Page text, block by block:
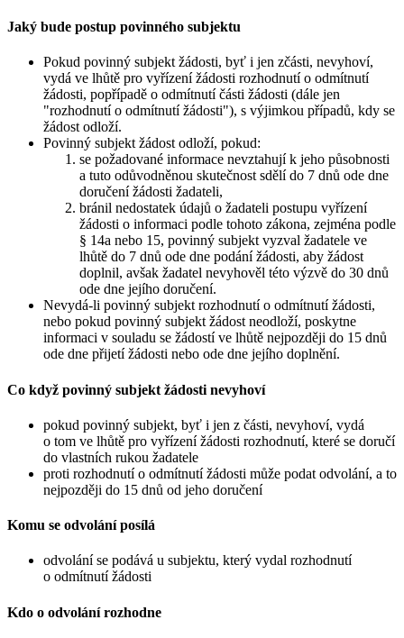
Jaký bude postup povinného subjektu
Pokud povinný subjekt žádosti, byť i jen zčásti, nevyhoví,
vydá ve lhůtě pro vyřízení žádosti rozhodnutí o odmítnutí
žádosti, popřípadě o odmítnutí části žádosti (dále jen
"rozhodnutí o odmítnutí žádosti"), s výjimkou případů, kdy se
žádost odloží.
Povinný subjekt žádost odloží, pokud:
se požadované informace nevztahují k jeho působnosti
a tuto odůvodněnou skutečnost sdělí do 7 dnů ode dne
doručení žádosti žadateli,
bránil nedostatek údajů o žadateli postupu vyřízení
žádosti o informaci podle tohoto zákona, zejména podle
§ 14a nebo 15, povinný subjekt vyzval žadatele ve
lhůtě do 7 dnů ode dne podání žádosti, aby žádost
doplnil, avšak žadatel nevyhověl této výzvě do 30 dnů
ode dne jejího doručení.
Nevydá-li povinný subjekt rozhodnutí o odmítnutí žádosti,
nebo pokud povinný subjekt žádost neodloží, poskytne
informaci v souladu se žádostí ve lhůtě nejpozději do 15 dnů
ode dne přijetí žádosti nebo ode dne jejího doplnění.
Co když povinný subjekt žádosti nevyhoví
pokud povinný subjekt, byť i jen z části, nevyhoví, vydá
o tom ve lhůtě pro vyřízení žádosti rozhodnutí, které se doručí
do vlastních rukou žadatele
proti rozhodnutí o odmítnutí žádosti může podat odvolání, a to
nejpozději do 15 dnů od jeho doručení
Komu se odvolání posílá
odvolání se podává u subjektu, který vydal rozhodnutí
o odmítnutí žádosti
Kdo o odvolání rozhodne